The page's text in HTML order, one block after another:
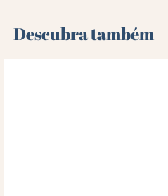
Descubra também 🌻